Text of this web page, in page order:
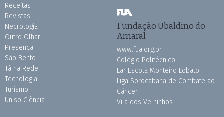
Receitas
Revistas
Necrologia
Outro Olhar
Presença
São Bento
Tá na Rede
Tecnologia
Turismo
Uniso Ciência
Fundação Ubaldino do
Amaral
www.fua.org.br
Colégio Politécnico
Lar Escola Monteiro Lobato
Liga Sorocabana de Combate ao
Câncer
Vila dos Velhinhos